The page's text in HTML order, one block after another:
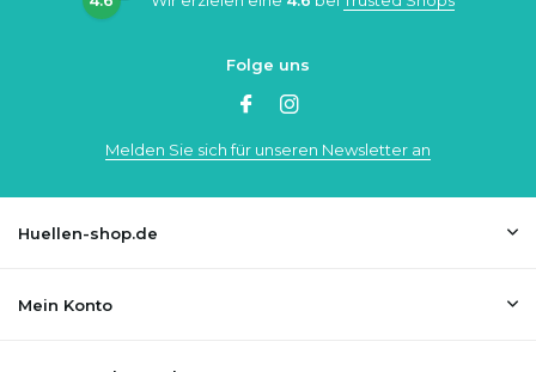
Folge uns
Melden Sie sich für unseren Newsletter an
Huellen-shop.de
Mein Konto